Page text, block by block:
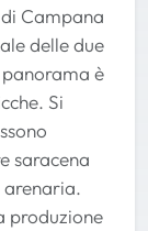
Campana
delle due
è
Si
saracena
arenaria.
produzione